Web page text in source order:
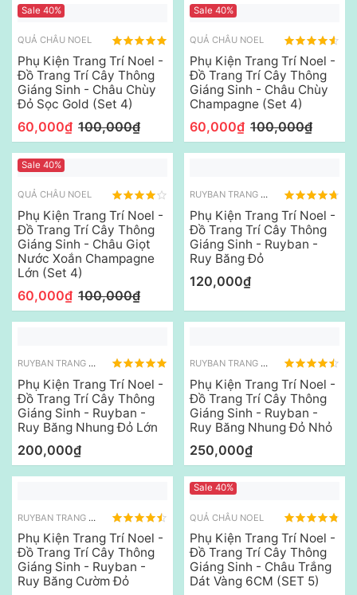
Sale 40%
QUẢ CHÂU NOEL
Phụ Kiện Trang Trí Noel -
Đồ Trang Trí Cây Thông
Giáng Sinh - Châu Chùy
Đỏ Sọc Gold (Set 4)
60,000₫ 100,000₫
Sale 40%
QUẢ CHÂU NOEL
Phụ Kiện Trang Trí Noel -
Đồ Trang Trí Cây Thông
Giáng Sinh - Châu Chùy
Champagne (Set 4)
60,000₫ 100,000₫
Sale 40%
QUẢ CHÂU NOEL
Phụ Kiện Trang Trí Noel -
Đồ Trang Trí Cây Thông
Giáng Sinh - Châu Giọt
Nước Xoắn Champagne
Lớn (Set 4)
60,000₫ 100,000₫
RUYBAN TRANG TRÍ NOEL
Phụ Kiện Trang Trí Noel -
Đồ Trang Trí Cây Thông
Giáng Sinh - Ruyban -
Ruy Băng Đỏ
120,000₫
RUYBAN TRANG TRÍ NOEL
Phụ Kiện Trang Trí Noel -
Đồ Trang Trí Cây Thông
Giáng Sinh - Ruyban -
Ruy Băng Nhung Đỏ Lớn
200,000₫
RUYBAN TRANG TRÍ NOEL
Phụ Kiện Trang Trí Noel -
Đồ Trang Trí Cây Thông
Giáng Sinh - Ruyban -
Ruy Băng Nhung Đỏ Nhỏ
250,000₫
RUYBAN TRANG TRÍ NOEL
Phụ Kiện Trang Trí Noel -
Đồ Trang Trí Cây Thông
Giáng Sinh - Ruyban -
Ruy Băng Cườm Đỏ
Sale 40%
QUẢ CHÂU NOEL
Phụ Kiện Trang Trí Noel -
Đồ Trang Trí Cây Thông
Giáng Sinh - Châu Trắng
Dát Vàng 6CM (SET 5)